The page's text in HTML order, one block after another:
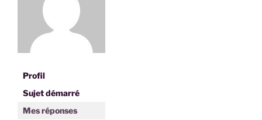
Profil
Sujet démarré
Mes réponses